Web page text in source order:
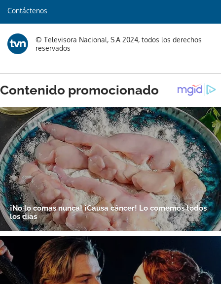
Contáctenos
© Televisora Nacional, S.A 2024, todos los derechos
reservados